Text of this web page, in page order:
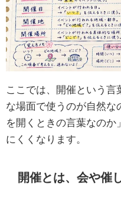
ここでは、開催という言
な場面で使うのが自然な
を開くときの言葉なのか
にくくなります。
開催とは、会や催